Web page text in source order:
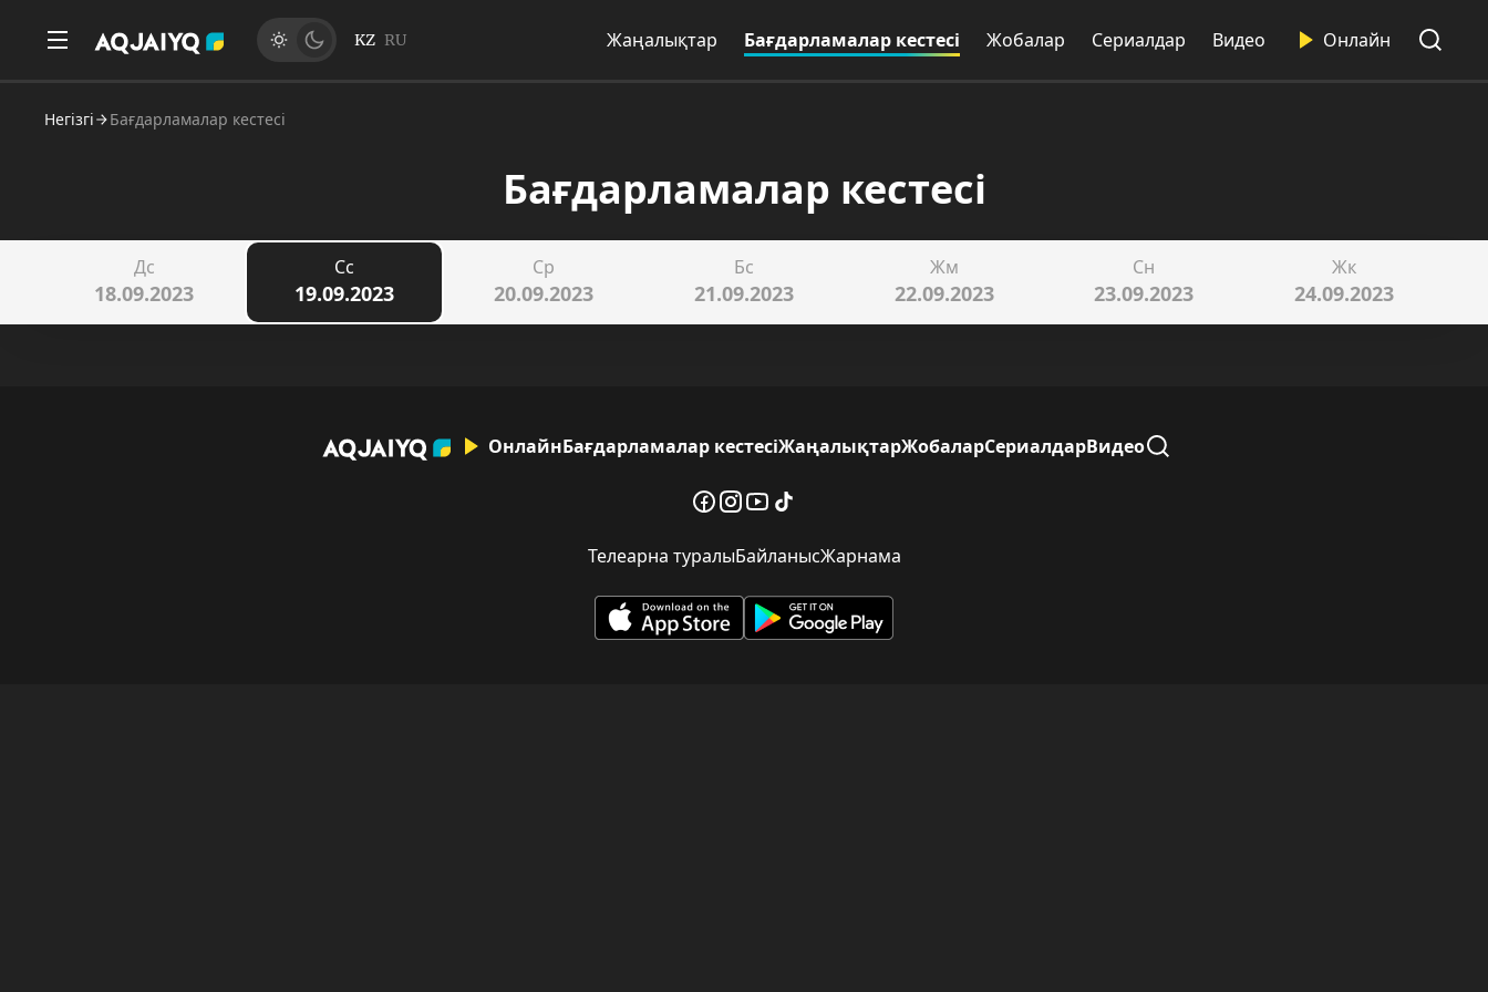
KZ RU Жаңалықтар Бағдарламалар кестесі Жобалар Сериалдар Видео Онлайн
Негізгі Бағдарламалар кестесі
Бағдарламалар кестесі
Дс
18.09.2023
Сс
19.09.2023
Ср
20.09.2023
Бс
21.09.2023
Жм
22.09.2023
Сн
23.09.2023
Жк
24.09.2023
ОнлайнБағдарламалар кестесіЖаңалықтарЖобаларСериалдарВидео
Телеарна туралыБайланысЖарнама